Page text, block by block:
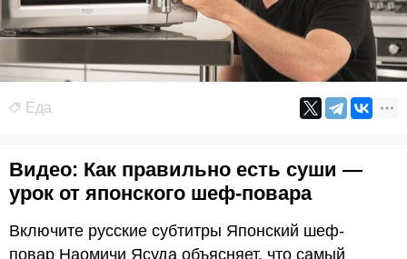
Еда
Видео: Как правильно есть суши —
урок от японского шеф-повара
Включите русские субтитры Японский шеф-
повар Наомичи Ясуда объясняет, что самый